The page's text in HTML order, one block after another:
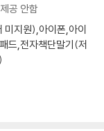
공 안함
지원),아이폰,아이
드,전자책단말기(저